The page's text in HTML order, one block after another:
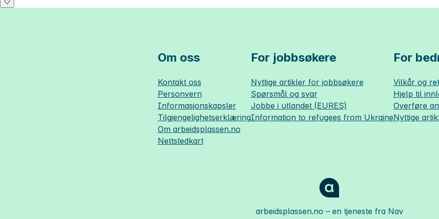
Om oss
Kontakt oss
Personvern
Informasjonskapsler
Tilgjengelighetserklæring
Om arbeidsplassen.no
Nettstedkart
For jobbsøkere
Nyttige artikler for jobbsøkere
Spørsmål og svar
Jobbe i utlandet (EURES)
Information to refugees from Ukraine
For
Vilkår og
Hjelp til
Overføre
Nyttige
arbeidsplassen.no – en tjeneste fra Nav